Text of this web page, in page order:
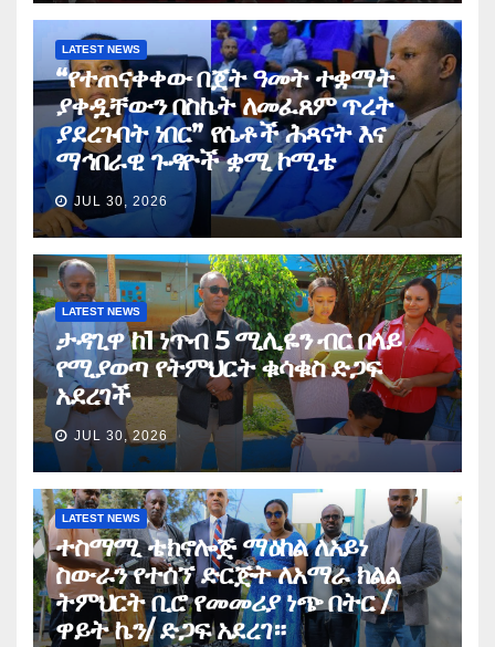
LATEST NEWS
“የተጠናቀቀው በጀት ዓመት ተቋማት
ያቀዷቸውን በስኬት ለመፈጸም ጥረት
ያደረጉበት ነበር” የሴቶች ሕጻናት እና
ማኅበራዊ ጉዳዮች ቋሚ ኮሚቴ
JUL 30, 2026
LATEST NEWS
ታዳጊዋ ከ1 ነጥብ 5 ሚሊዬን ብር በላይ
የሚያወጣ የትምህርት ቁሳቁስ ድጋፍ
አደረገች
JUL 30, 2026
LATEST NEWS
ተስማሚ ቴክኖሎጅ ማዕከል ለአይነ
ስውራን የተሰኘ ድርጅት ለአማራ ክልል
ትምህርት ቢሮ የመመሪያ ነጭ በትር /
ዋይት ኬን/ ድጋፍ አደረገ።